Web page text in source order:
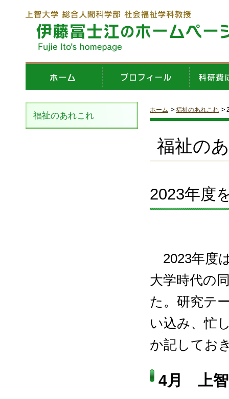
ホーム 福祉のあれこれ
福祉の
2023年度
2023年度
大学時代の
た。研究テ
い込み、忙
か記してお
4月 上智
福祉のあれこれ